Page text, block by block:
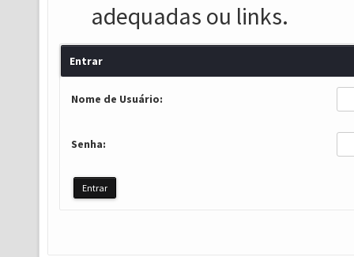
adequadas ou links.
Entrar
Nome de Usuário:
Senha: